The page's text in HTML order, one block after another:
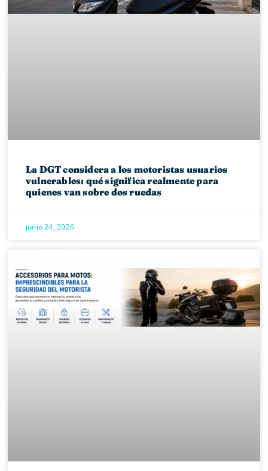
La DGT considera a los motoristas usuarios
vulnerables: qué significa realmente para
quienes van sobre dos ruedas
junio 24, 2026